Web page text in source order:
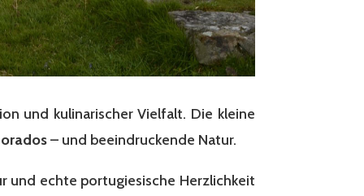
und kulinarischer Vielfalt. Die kleine
– und beeindruckende Natur.
und echte portugiesische Herzlichkeit